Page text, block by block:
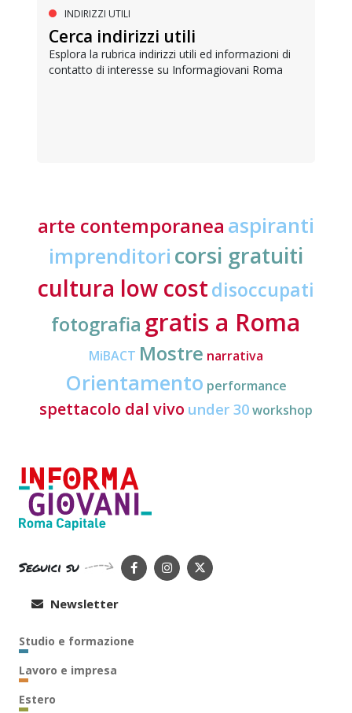
INDIRIZZI UTILI
Cerca indirizzi utili
Esplora la rubrica indirizzi utili ed informazioni di
contatto di interesse su Informagiovani Roma
arte contemporanea aspiranti
imprenditori corsi gratuiti
cultura low costdisoccupati
fotografia gratis a Roma
MiBACT Mostre narrativa
Orientamento performance
spettacolo dal vivo under 30workshop
Seguici su
Newsletter
Studio e formazione
Lavoro e impresa
Estero